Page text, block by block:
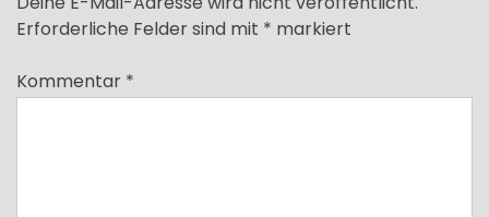
Erforderliche Felder sind mit * markiert
Kommentar *